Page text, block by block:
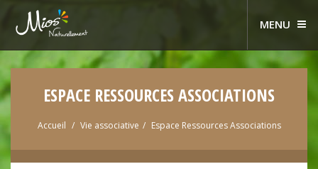
MENU
ESPACE RESSOURCES ASSOCIATIONS
Accueil Vie associative Espace Ressources Associations